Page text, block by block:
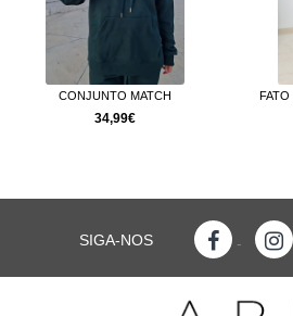
CONJUNTO MATCH
34,99€
SIGA-NOS -